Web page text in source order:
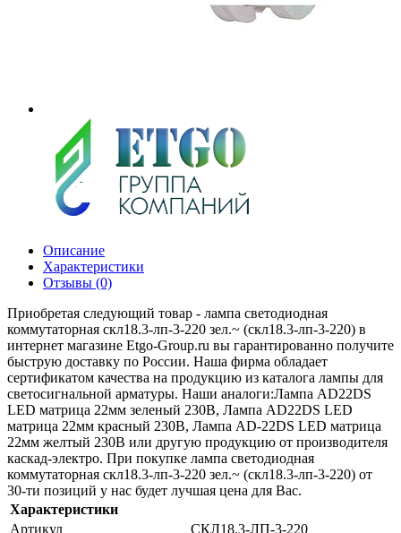
Описание
Характеристики
Отзывы (0)
Приобретая следующий товар - лампа светодиодная
коммутаторная скл18.3-лп-3-220 зел.~ (скл18.3-лп-3-220) в
интернет магазине Etgo-Group.ru вы гарантированно получите
быструю доставку по России. Наша фирма обладает
сертификатом качества на продукцию из каталога лампы для
светосигнальной арматуры. Наши аналоги:Лампа AD22DS
LED матрица 22мм зеленый 230В, Лампа AD22DS LED
матрица 22мм красный 230В, Лампа AD-22DS LED матрица
22мм желтый 230В или другую продукцию от производителя
каскад-электро. При покупке лампа светодиодная
коммутаторная скл18.3-лп-3-220 зел.~ (скл18.3-лп-3-220) от
30-ти позиций у нас будет лучшая цена для Вас.
Характеристики
Артикул
СКЛ18.3-ЛП-3-220